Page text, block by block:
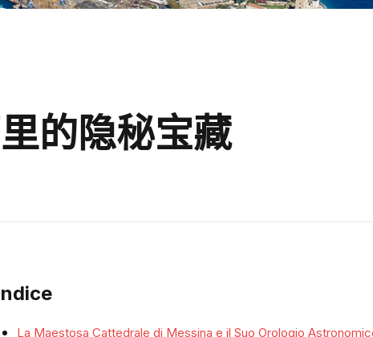
的隐秘宝藏
La Maestosa Cattedrale di Messina e il Suo Orologio